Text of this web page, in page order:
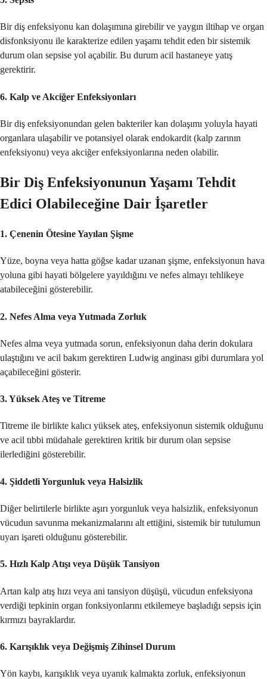
Bir diş enfeksiyonu kan dolaşımına girebilir ve yaygın iltihap ve organ
disfonksiyonu ile karakterize edilen yaşamı tehdit eden bir sistemik
durum olan sepsise yol açabilir. Bu durum acil hastaneye yatış
gerektirir.
6. Kalp ve Akciğer Enfeksiyonları
Bir diş enfeksiyonundan gelen bakteriler kan dolaşımı yoluyla hayati
organlara ulaşabilir ve potansiyel olarak endokardit (kalp zarının
enfeksiyonu) veya akciğer enfeksiyonlarına neden olabilir.
Bir Diş Enfeksiyonunun Yaşamı Tehdit
Edici Olabileceğine Dair İşaretler
1. Çenenin Ötesine Yayılan Şişme
Yüze, boyna veya hatta göğse kadar uzanan şişme, enfeksiyonun hava
yoluna gibi hayati bölgelere yayıldığını ve nefes almayı tehlikeye
atabileceğini gösterebilir.
2. Nefes Alma veya Yutmada Zorluk
Nefes alma veya yutmada sorun, enfeksiyonun daha derin dokulara
ulaştığını ve acil bakım gerektiren Ludwig anginası gibi durumlara yol
açabileceğini gösterir.
3.Yüksek Ateş ve Titreme
Titreme ile birlikte kalıcı yüksek ateş, enfeksiyonun sistemik olduğunu
ve acil tıbbi müdahale gerektiren kritik bir durum olan sepsise
ilerlediğini gösterebilir.
4. Şiddetli Yorgunluk veya Halsizlik
Diğer belirtilerle birlikte aşırı yorgunluk veya halsizlik, enfeksiyonun
vücudun savunma mekanizmalarını alt ettiğini, sistemik bir tutulumun
uyarı işareti olduğunu gösterebilir.
5. Hızlı Kalp Atışı veya Düşük Tansiyon
Artan kalp atış hızı veya ani tansiyon düşüşü, vücudun enfeksiyona
verdiği tepkinin organ fonksiyonlarını etkilemeye başladığı sepsis için
kırmızı bayraklardır.
6. Karışıklık veya Değişmiş Zihinsel Durum
Yön kaybı, karışıklık veya uyanık kalmakta zorluk, enfeksiyonun